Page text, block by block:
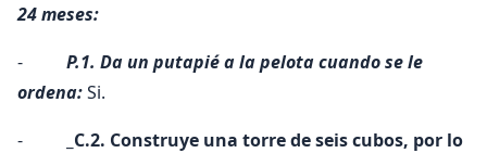
24 meses:
- P.1. Da un putapié a la pelota cuando se le
ordena:Si.
-
_C.2. Construye una torre de seis cubos, por lo